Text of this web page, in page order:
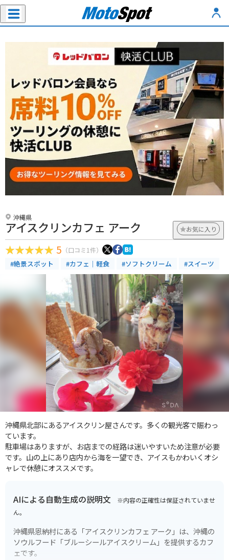
沖縄県
アイスクリンカフェ アーク お気に入り
5 （口コミ1件）
#絶景スポット #カフェ｜軽食 #ソフトクリーム #スイーツ
沖縄県北部にあるアイスクリン屋さんです。多くの観光客で賑わっ
ています。
駐車場はありますが、お店までの経路は迷いやすいため注意が必要
です。山の上にあり店内から海を一望でき、アイスもかわいくオシ
ャレで休憩にオススメです。
AIによる自動生成の説明文 ※内容の正確性は保証されていませ
ん。
沖縄県恩納村にある「アイスクリンカフェ アーク」は、沖縄の
ソウルフード「ブルーシールアイスクリーム」を提供するカフ
ェです。